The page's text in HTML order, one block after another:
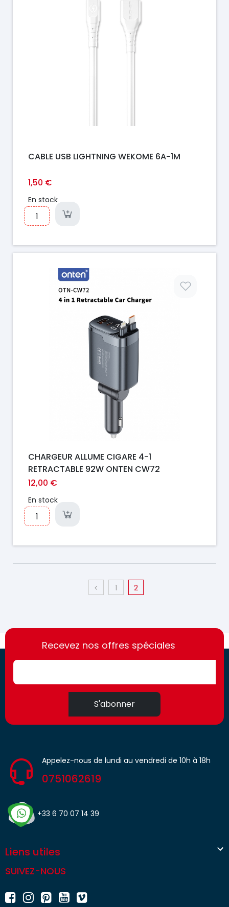
CABLE USB LIGHTNING WEKOME 6A-1M
1,50 €
En stock
CHARGEUR ALLUME CIGARE 4-1
RETRACTABLE 92W ONTEN CW72
12,00 €
En stock
1 2
https://france-
access.fr
https://france-
access.fr
Recevez nos offres spéciales
S'abonner
Appelez-nous de lundi au vendredi de 10h à 18h
0751062619
+33 6 70 07 14 39
Liens utiles 
SUIVEZ-NOUS